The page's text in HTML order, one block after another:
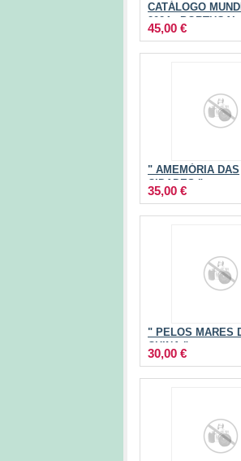
CATÁLOGO
2024 - PORTUGAL
AÇORES E
45,00 €
" AMEMÓRIA DAS
CIDADES "
35,00 €
" PELOS MARES
CHINA "
30,00 €